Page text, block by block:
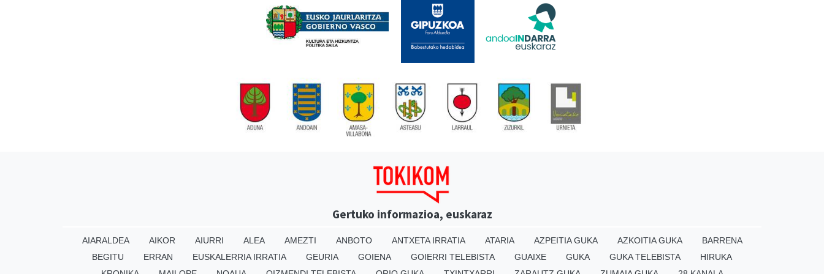
Gertuko informazioa, euskaraz
AIARALDEA AIKOR AIURRI ALEA AMEZTI ANBOTO ANTXETA IRRATIA ATARIA AZPEITIA GUKA AZKOITIA GUKA
BARRENA
BEGITU
ERRAN EUSKALERRIA IRRATIA GEURIA GOIENA GOIERRI TELEBISTA GUAIXE GUKA GUKA TELEBISTA
HIRUKA